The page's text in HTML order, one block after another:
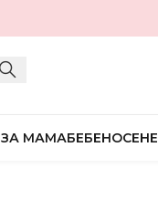
ЗА МАМАБЕБЕНОСЕНЕ